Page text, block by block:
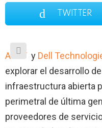
TWITTER
AT&T y Dell
explorar el desarrollo
infraestructura abierta
perimetral de última
proveedores de